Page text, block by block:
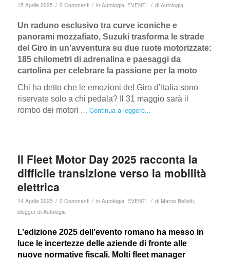
15 Aprile 2025 / 0 Commenti / in Autologia, EVENTI / di Autologia
Un raduno esclusivo tra curve iconiche e
panorami mozzafiato, Suzuki trasforma le strade
del Giro in un’avventura su due ruote motorizzate:
185 chilometri di adrenalina e paesaggi da
cartolina per celebrare la passione per la moto
Chi ha detto che le emozioni del Giro d’Italia sono
riservate solo a chi pedala? Il 31 maggio sarà il
rombo dei motori … Continua a leggere...
Il Fleet Motor Day 2025 racconta la
difficile transizione verso la mobilità
elettrica
14 Aprile 2025 / 0 Commenti / in Autologia, EVENTI / di Marco Belletti,
blogger di Autologia
L’edizione 2025dell’eventoromano ha messo in
luce le incertezze delle aziende di fronte alle
nuove normative fiscali. Molti fleet manager